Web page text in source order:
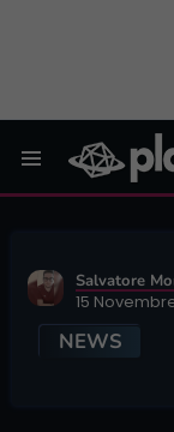
Salvatore
15
NEWS